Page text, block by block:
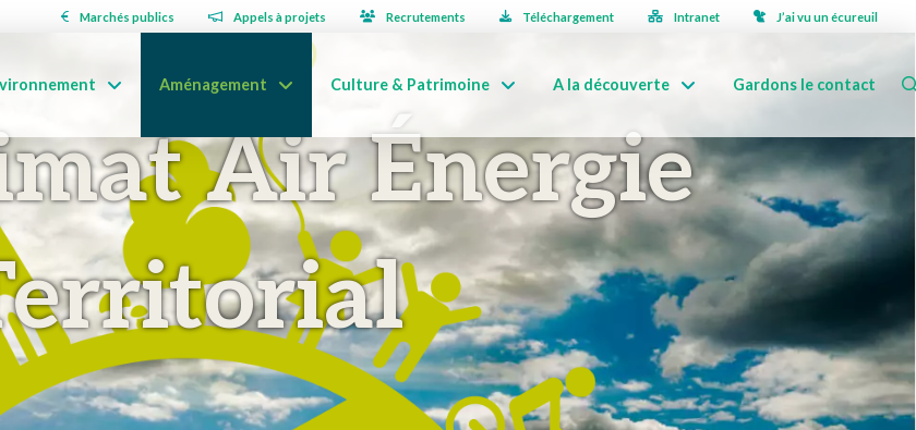
Marchés publics Appels à projets Recrutements Téléchargement Intranet J’ai vu un écureuil
Aménagement Culture & Patrimoine A la découverte Gardons le contact
Air Énergie